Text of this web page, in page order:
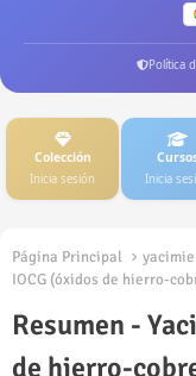
Política
Colección
Inicia sesión Inicia
Página Principal
IOCG (óxidos de hierro-
Resumen -
de hierro-